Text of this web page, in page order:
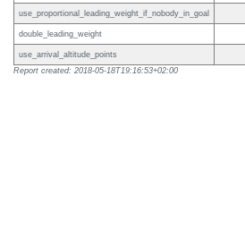
use_proportional_leading_weight_if_nobody_in_goal
double_leading_weight
use_arrival_altitude_points
Report created: 2018-05-18T19:16:53+02:00